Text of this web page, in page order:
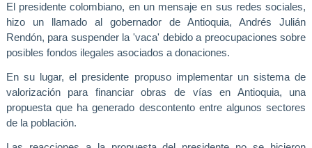
El presidente colombiano, en un mensaje en sus redes sociales,
hizo un llamado al gobernador de Antioquia, Andrés Julián
Rendón, para suspender la 'vaca' debido a preocupaciones sobre
posibles fondos ilegales asociados a donaciones.
En su lugar, el presidente propuso implementar un sistema de
valorización para financiar obras de vías en Antioquia, una
propuesta que ha generado descontento entre algunos sectores
de la población.